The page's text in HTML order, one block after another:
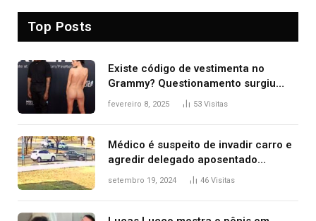
Top Posts
Existe código de vestimenta no
Grammy? Questionamento surgiu
após Bianca Censori, mulher de
fevereiro 8, 2025 53 Visitas
Médico é suspeito de invadir carro e
agredir delegado aposentado
durante confusão no trânsito
setembro 19, 2024 46 Visitas